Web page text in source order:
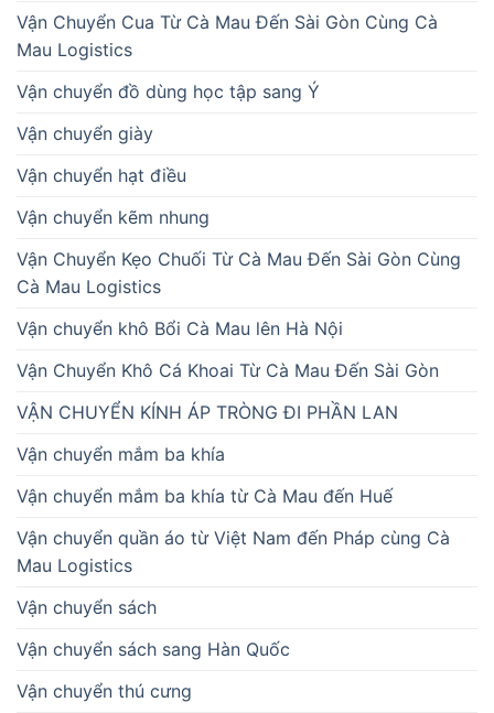
Vận Chuyển Cua Từ Cà Mau Đến Sài Gòn Cùng Cà
Mau Logistics
Vận chuyển đồ dùng học tập sang Ý
Vận chuyển giày
Vận chuyển hạt điều
Vận chuyển kẽm nhung
Vận Chuyển Kẹo Chuối Từ Cà Mau Đến Sài Gòn Cùng
Cà Mau Logistics
Vận chuyển khô Bổi Cà Mau lên Hà Nội
Vận Chuyển Khô Cá Khoai Từ Cà Mau Đến Sài Gòn
VẬN CHUYỂN KÍNH ÁP TRÒNG ĐI PHẦN LAN
Vận chuyển mắm ba khía
Vận chuyển mắm ba khía từ Cà Mau đến Huế
Vận chuyển quần áo từ Việt Nam đến Pháp cùng Cà
Mau Logistics
Vận chuyển sách
Vận chuyển sách sang Hàn Quốc
Vận chuyển thú cưng